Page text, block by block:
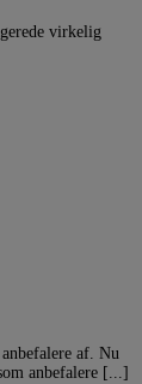
virkelig
af. Nu
anbefalere [...]